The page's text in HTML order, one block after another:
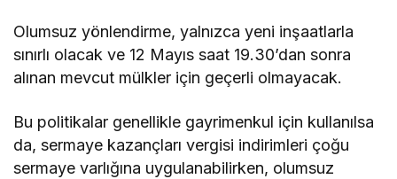
Olumsuz yönlendirme, yalnızca yeni inşaatlarla
sınırlı olacak ve 12 Mayıs saat 19.30’dan sonra
alınan mevcut mülkler için geçerli olmayacak.
Bu politikalar genellikle gayrimenkul için kullanılsa
da, sermaye kazançları vergisi indirimleri çoğu
sermaye varlığına uygulanabilirken, olumsuz